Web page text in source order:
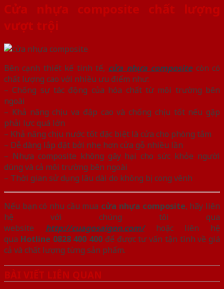
Cửa nhựa composite chất lượng
vượt trội
Bên cạnh thiết kế tinh tế, cửa nhựa composite còn có
chất lượng cao với nhiều ưu điểm như:
– Chống sự tác động của hóa chất từ môi trường bên
ngoài
– Khả năng chịu va đập cao và chống chịu tốt nếu gặp
phải lực quá lớn
– Khả năng chịu nước tốt đặc biệt là cửa cho phòng tắm
– Dễ dàng lắp đặt bởi nhẹ hơn cửa gỗ nhiều lần
– Nhựa composite không gây hại cho sức khỏe người
dùng và cả môi trường bên ngoài
– Thời gian sử dụng lâu dài do không bị cong vênh
Nếu bạn có nhu cầu mua cửa nhựa composite, hãy liên
hệ với chúng tôi qua
website http://cuagosaigon.com/hoặc liên hệ
qua Hotline 0828 400 400 để được tư vấn tận tình về giá
cả và chất lượng từng sản phẩm.
BÀI VIẾT LIÊN QUAN